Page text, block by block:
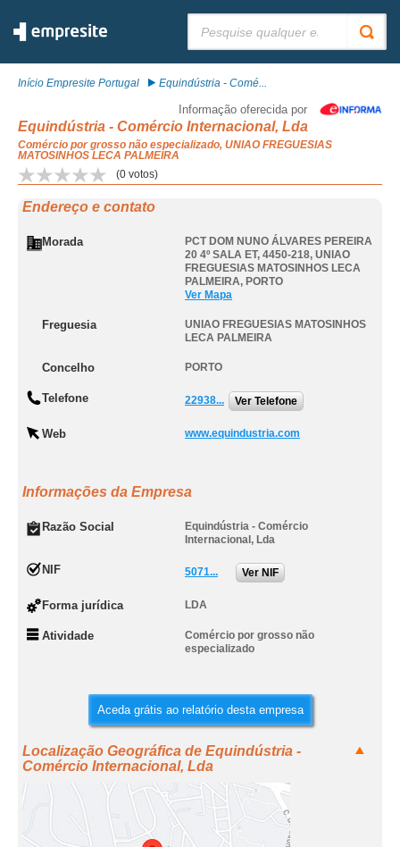
Início Empresite Portugal Equindústria - Comé...
Informação oferecida por
Equindústria - Comércio Internacional, Lda
Comércio por grosso não especializado, UNIAO FREGUESIAS
MATOSINHOS LECA PALMEIRA
(0 votos)
Endereço e contato
Morada
PCT DOM NUNO ÁLVARES PEREIRA
20 4º SALA ET, 4450-218, UNIAO
FREGUESIAS MATOSINHOS LECA
PALMEIRA, PORTO
Ver Mapa
Freguesia
UNIAO FREGUESIAS MATOSINHOS
LECA PALMEIRA
Concelho PORTO
Telefone 22938... Ver Telefone
Web www.equindustria.com
Informações da Empresa
Razão Social
Equindústria - Comércio
Internacional, Lda
NIF 5071... Ver NIF
Forma jurídica LDA
Atividade
Comércio por grosso não
especializado
Aceda grátis ao relatório desta empresa
Localização Geográfica de Equindústria -
Comércio Internacional, Lda